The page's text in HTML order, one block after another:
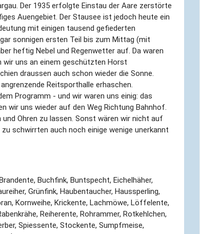
Der 1935 erfolgte Einstau der Aare zerstörte
Auengebiet. Der Stausee ist jedoch heute ein
mit einigen tausend gefiederten
sonnigen ersten Teil bis zum Mittag (mit
heftig Nebel und Regenwetter auf. Da waren
wir uns an einem geschützten Horst
draussen auch schon wieder die Sonne.
Reitsporthalle erhaschen.
Programm - und wir waren uns einig: das
wir uns wieder auf den Weg Richtung Bahnhof.
Ohren zu lassen. Sonst wären wir nicht auf
schwirrten auch noch einige wenige unerkannt
Buchfink, Buntspecht, Eichelhäher,
Grünfink, Haubentaucher, Haussperling,
Kornweihe, Krickente, Lachmöwe, Löffelente,
Reiherente, Rohrammer, Rotkehlchen,
Spiessente, Stockente, Sumpfmeise,